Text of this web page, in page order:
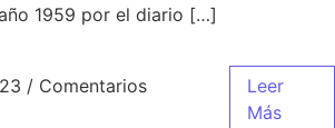
1959 por el diario […]
/ Comentarios
roja real madrid 2019
Leer
Más